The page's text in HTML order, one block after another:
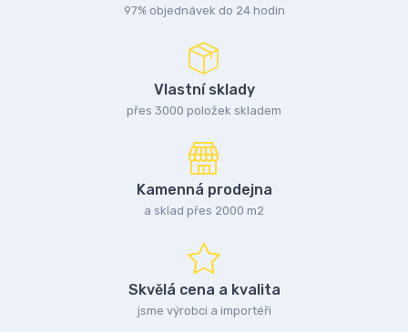
97% objednávek do 24 hodin
Vlastní sklady
přes 3000 položek skladem
Kamenná prodejna
a sklad přes 2000 m2
Skvělá cena a kvalita
jsme výrobci a importéři